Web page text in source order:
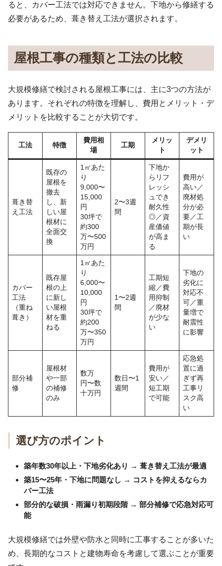
ると、カバー工法では対応できません。下地から修繕する
必要があるため、葺き替え工法が選択されます。
屋根工事の種類と工法の比較
大規模修繕で検討される屋根工事には、主に3つの方法が
あります。それぞれの特徴を理解し、費用とメリット・デ
メリットを比較することが大切です。
工法 特徴
費用相
場
工期
メリッ
ト
デメリ
ット
葺き替
え工法
既存の
屋根を
撤去
し、新
しい屋
根材に
全面交
換
1㎡あた
り
9,000〜
15,000
円
30坪で
約300
万〜500
万円
2〜3週
間
下地か
らリフ
レッシ
ュでき
耐久性
◎／資
産価値
が高ま
る
費用が
高い／
廃材処
分が必
要／工
期が長
い
カバー
工法
（重ね
葺き）
既存屋
根の上
に新し
い屋根
材を重
ねる
1㎡あた
り
6,000〜
10,000
円
30坪で
約200
万〜350
万円
1〜2週
間
工期短
縮／費
用抑制
／廃材
が少な
い
下地の
劣化に
対応不
可／重
量増で
耐震性
に影響
部分補
修
屋根材
や一部
の補修
のみ
数万
円〜数
十万円
数日〜1
週間
費用が
安い／
短工期
で可能
応急処
置に過
ぎず再
工事リ
スク高
い
選び方のポイント
築年数30年以上・下地劣化あり → 葺き替え工法が最適
築15〜25年・下地に問題なし → コストを抑えるならカ
バー工法
部分的な破損・雨漏り初期段階 → 部分補修で応急対応可
能
大規模修繕では外壁や防水と同時に工事することが多いた
め、長期的なコストと建物寿命を考慮して選ぶことが重要